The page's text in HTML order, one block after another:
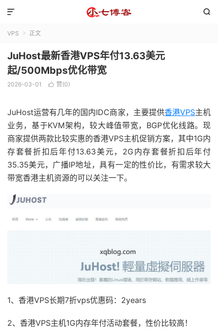


VPS  正文
JuHost最新香港VPS年付13.63美元
起/500Mbps优化带宽
2026-03-01  赞(0)
JuHost运营有几年的国内IDC商家，主要提供香港VPS主机
业务，基于KVM架构，较大峰值带宽，BGP优化线路。现
商家提供两款比较实惠的香港VPS主机促销方案，其中1G内
存套餐折扣后年付13.63美元，2G内存套餐折扣后年付
35.35美元，广播IP地址，具有一定的性价比，有需求较大
带宽香港主机资源的可以关注一下。
1、香港VPS长期7折vps优惠码：2years
2、香港VPS主机1G内存年付活动套餐，性价比较高！